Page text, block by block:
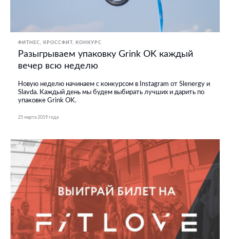
ФИТНЕС, КРОССФИТ КОНКУРС
Разыгрываем упаковку Grink OK каждый
вечер всю неделю
Новую неделю начинаем с конкурсом в Instagram от Slenergy и
Slavda. Каждый день мы будем выбирать лучших и дарить по
упаковке Grink OK.
25 марта 2019 года